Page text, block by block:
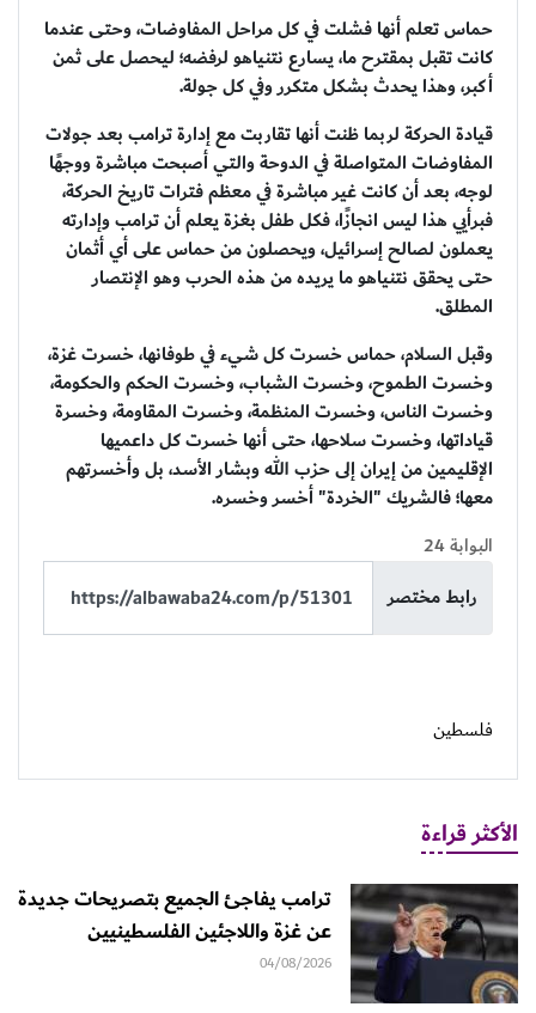
حماس تعلم أنها فشلت في كل مراحل المفاوضات، وحتى عندما
كانت تقبل بمقترح ما، يسارع نتنياهو لرفضه؛ ليحصل على ثمن
أكبر، وهذا يحدث بشكل متكرر وفي كل جولة.
قيادة الحركة لربما ظنت أنها تقاربت مع إدارة ترامب بعد جولات
المفاوضات المتواصلة في الدوحة والتي أصبحت مباشرة ووجهًا
لوجه، بعد أن كانت غير مباشرة في معظم فترات تاريخ الحركة،
فبرأيي هذا ليس انجازًا، فكل طفل بغزة يعلم أن ترامب وإدارته
يعملون لصالح إسرائيل، ويحصلون من حماس على أي أثمان
حتى يحقق نتنياهو ما يريده من هذه الحرب وهو الإنتصار
المطلق.
وقبل السلام، حماس خسرت كل شيء في طوفانها، خسرت غزة،
وخسرت الطموح، وخسرت الشباب، وخسرت الحكم والحكومة،
وخسرت الناس، وخسرت المنظمة، وخسرت المقاومة، وخسرة
قياداتها، وخسرت سلاحها، حتى أنها خسرت كل داعميها
الإقليمين من إيران إلى حزب الله وبشار الأسد، بل وأخسرتهم
معها؛ فالشريك "الخردة" أخسر وخسره.
البوابة 24
رابط مختصر
فلسطين
الأكثر قراءة
ترامب يفاجئ الجميع بتصريحات جديدة
عن غزة واللاجئين الفلسطينيين
04/08/2026